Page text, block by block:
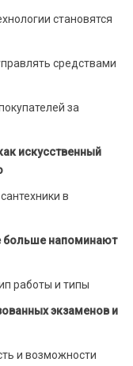
становятся
средствами
за
искусственный
в
больше напоминают
работы и типы
экзаменов и
и возможности